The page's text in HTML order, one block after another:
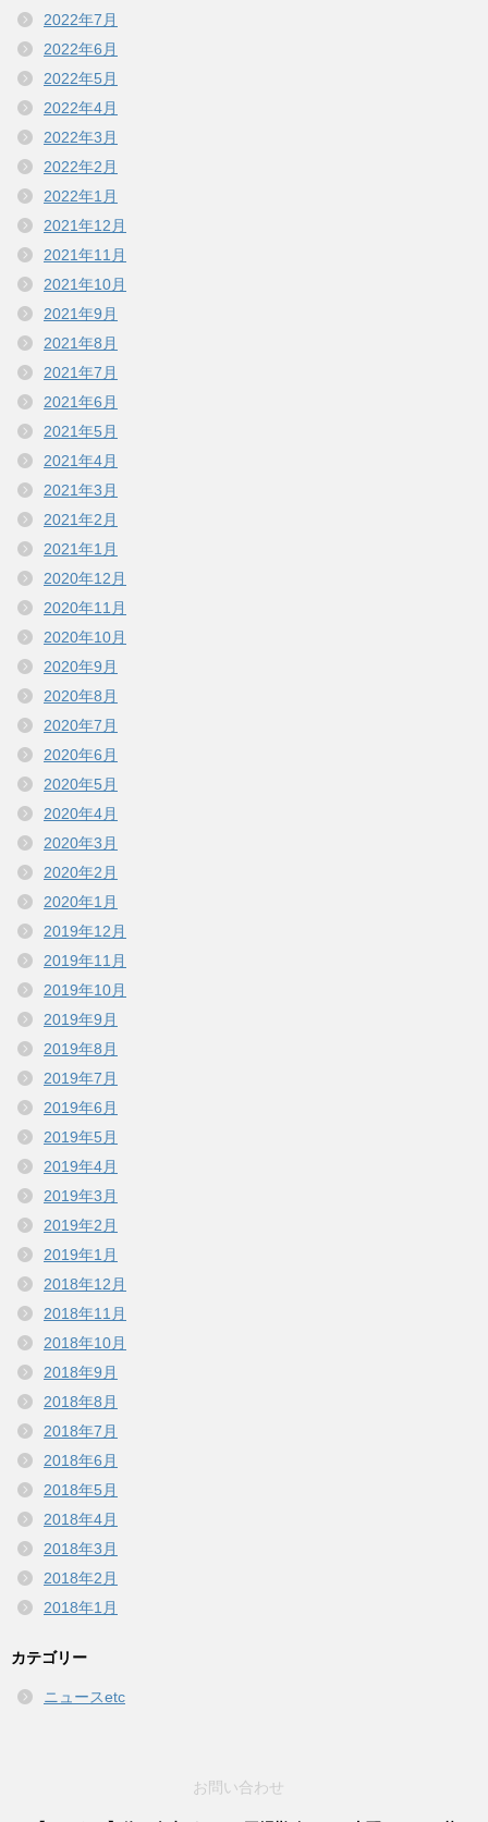
2022年7月
2022年6月
2022年5月
2022年4月
2022年3月
2022年2月
2022年1月
2021年12月
2021年11月
2021年10月
2021年9月
2021年8月
2021年7月
2021年6月
2021年5月
2021年4月
2021年3月
2021年2月
2021年1月
2020年12月
2020年11月
2020年10月
2020年9月
2020年8月
2020年7月
2020年6月
2020年5月
2020年4月
2020年3月
2020年2月
2020年1月
2019年12月
2019年11月
2019年10月
2019年9月
2019年8月
2019年7月
2019年6月
2019年5月
2019年4月
2019年3月
2019年2月
2019年1月
2018年12月
2018年11月
2018年10月
2018年9月
2018年8月
2018年7月
2018年6月
2018年5月
2018年4月
2018年3月
2018年2月
2018年1月
カテゴリー
ニュースetc
お問い合わせ